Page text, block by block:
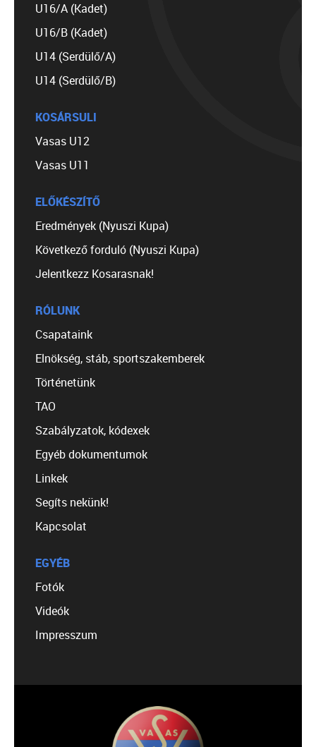
U16/A (Kadet)
U16/B (Kadet)
U14 (Serdülő/A)
U14 (Serdülő/B)
KOSÁRSULI
Vasas U12
Vasas U11
ELŐKÉSZÍTŐ
Eredmények (Nyuszi Kupa)
Következő forduló (Nyuszi Kupa)
Jelentkezz Kosarasnak!
RÓLUNK
Csapataink
Elnökség, stáb, sportszakemberek
Történetünk
TAO
Szabályzatok, kódexek
Egyéb dokumentumok
Linkek
Segíts nekünk!
Kapcsolat
EGYÉB
Fotók
Videók
Impresszum